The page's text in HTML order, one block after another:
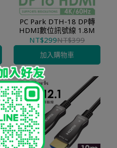
PC Park DTH-18 DP轉
HDMI數位訊號線 1.8M
NT$299NT$399
加入購物車